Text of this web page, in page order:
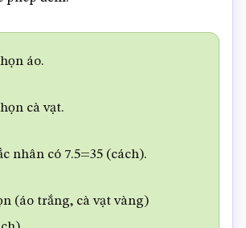
áo.
cà vạt.
nhân có 7.5=35 (cách).
(áo trắng, cà vạt vàng)